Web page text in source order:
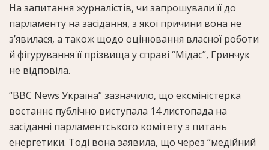
На запитання журналістів, чи запрошували її до
парламенту на засідання, з якої причини вона не
з’явилася, а також щодо оцінювання власної роботи
й фігурування її прізвища у справі “Мідас”, Гринчук
не відповіла.
“BBC News Україна” зазначило, що ексміністерка
востаннє публічно виступала 14 листопада на
засіданні парламентського комітету з питань
енергетики. Тоді вона заявила, що через “медійний